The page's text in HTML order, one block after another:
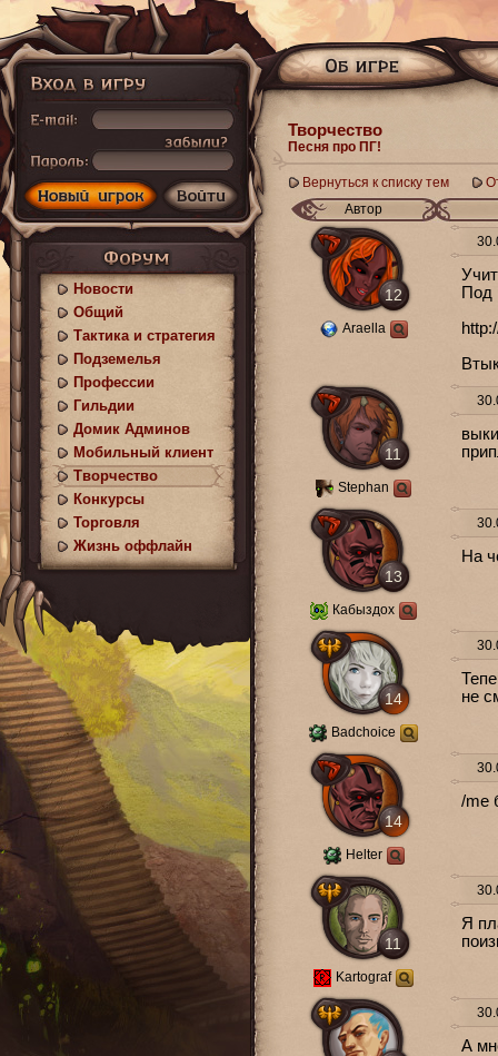
Творчество
Песня про ПГ!
Вернуться к списку тем
Автор
12
Araella
Под
11
Stephan
13
Кабыздох
На
14
Badchoice
не
14
Helter
/me
11
Kartograf
Я
А
Новости
Общий
Тактика и стратегия
Подземелья
Профессии
Гильдии
Домик Админов
Мобильный клиент
Творчество
Конкурсы
Торговля
Жизнь оффлайн